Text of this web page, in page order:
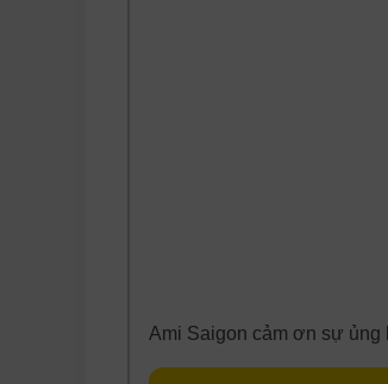
Ami Saigon cảm ơn sự ủng